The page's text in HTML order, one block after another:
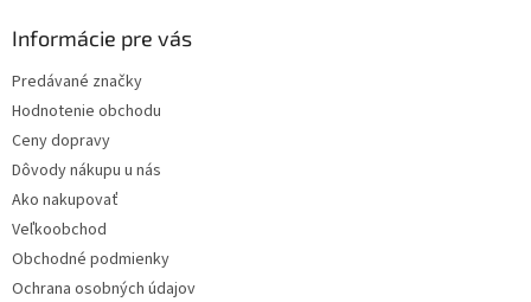
Informácie pre vás
Predávané značky
Hodnotenie obchodu
Ceny dopravy
Dôvody nákupu u nás
Ako nakupovať
Veľkoobchod
Obchodné podmienky
Ochrana osobných údajov